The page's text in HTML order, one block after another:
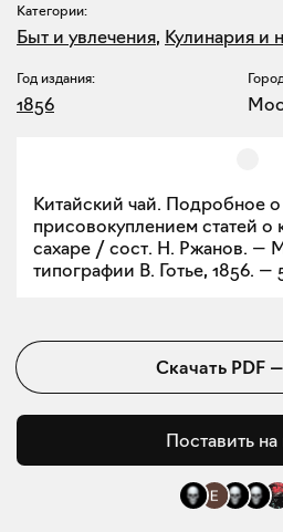
Категории:
Быт и увлечения, Кулинария и
Год издания:
1856
Китайский чай. Подробное
присовокуплением статей о
сахаре / сост. Н. Ржанов. —
типографии В. Готье, 1856. —
Скачать PDF—
Поставить на